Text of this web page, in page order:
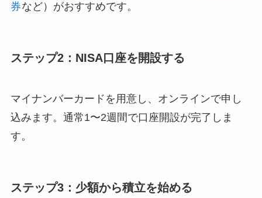
券など）がおすすめです。
ステップ2：NISA口座を開設する
マイナンバーカードを用意し、オンラインで申し
込みます。通常1〜2週間で口座開設が完了しま
す。
ステップ3：少額から積立を始める